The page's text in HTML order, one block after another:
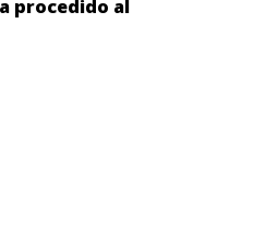
procedido al